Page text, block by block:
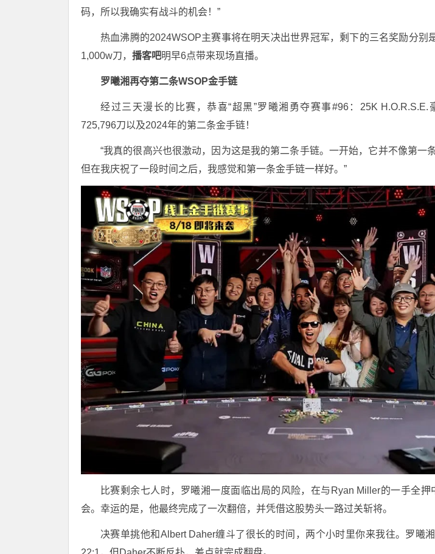
码，所以我确实有战斗的机会！”
热血沸腾的2024WSOP主赛事将在明天决出世界冠军，剩下的三名奖励分别
1,000w刀， 播客吧明早6点带来现场直播。
罗曦湘再夺第二条WSOP金手链
经过三天漫长的比赛，恭喜“超黑”罗曦湘勇夺赛事#96：25K H.O.R.S.E.
725,796刀以及2024年的第二条金手链！
“我真的很高兴也很激动，因为这是我的第二条手链。一开始，它并不像第一
但在我庆祝了一段时间之后，我感觉和第一条金手链一样好。”
比赛剩余七人时，罗曦湘一度面临出局的风险，在与Ryan Miller的一手全押
会。幸运的是，他最终完成了一次翻倍，并凭借这股势头一路过关斩将。
决赛单挑他和Albert Daher缠斗了很长的时间，两个小时里你来我往。罗曦